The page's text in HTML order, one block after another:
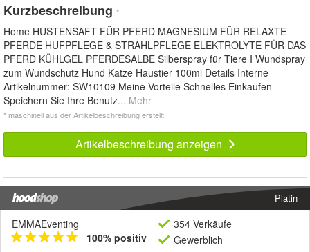
Kurzbeschreibung *
Home HUSTENSAFT FÜR PFERD MAGNESIUM FÜR RELAXTE
PFERDE HUFPFLEGE & STRAHLPFLEGE ELEKTROLYTE FÜR DAS
PFERD KÜHLGEL PFERDESALBE Silberspray für Tiere I Wundspray
zum Wundschutz Hund Katze Haustier 100ml Details Interne
Artikelnummer: SW10109 Meine Vorteile Schnelles Einkaufen
Speichern Sie Ihre Benutz... Mehr
* maschinell aus der Artikelbeschreibung erstellt
Artikelbeschreibung anzeigen
Platin
EMMAEventing
100% positiv
354 Verkäufe
Gewerblich